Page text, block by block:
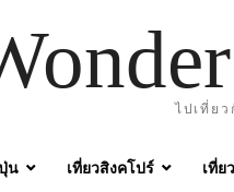
ไปเที่ย
น เที่ยวสิงคโปร์ เที่ย